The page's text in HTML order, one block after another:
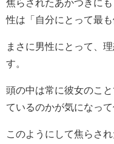
焦らされたあかつきに
性は「自分にとって最
まさに男性にとって、
す。
頭の中は常に彼女のこ
ているのかが気になって
このようにして焦らさ